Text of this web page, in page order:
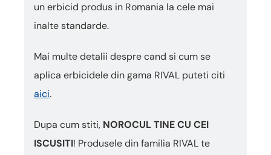
un erbicid produs in Romania la cele mai
inalte standarde.
Mai multe detalii despre cand si cum se
aplica erbicidele din gama RIVAL puteti citi
aici.
Dupa cum stiti, NOROCUL TINE CU CEI
ISCUSITI! Produsele din familia RIVAL te